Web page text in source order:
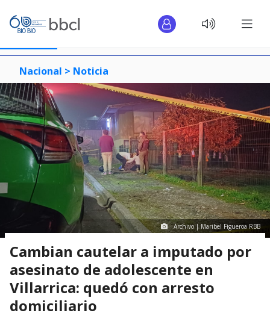
Nacional > Noticia
Archivo | Maribel Figueroa RBB
Cambian cautelar a imputado por
asesinato de adolescente en
Villarrica: quedó con arresto
domiciliario